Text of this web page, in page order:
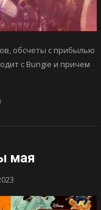
обсчеты с прибылью
с Bungie и причем
мая